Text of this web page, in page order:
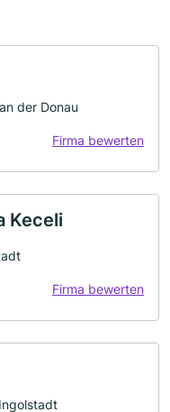
der Donau
Firma bewerten
Keceli
Firma bewerten